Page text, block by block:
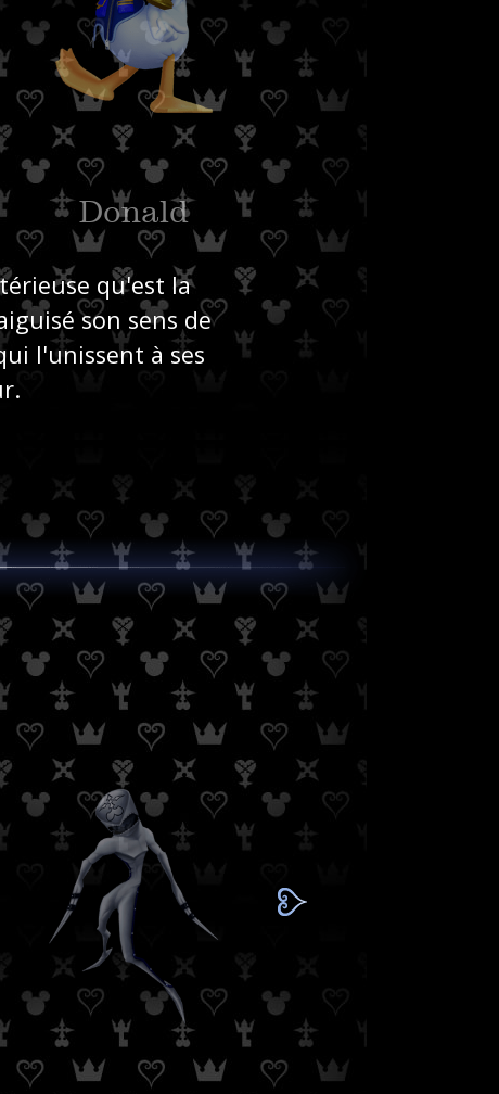
Donald
qu'est la
son sens de
l'unissent à ses